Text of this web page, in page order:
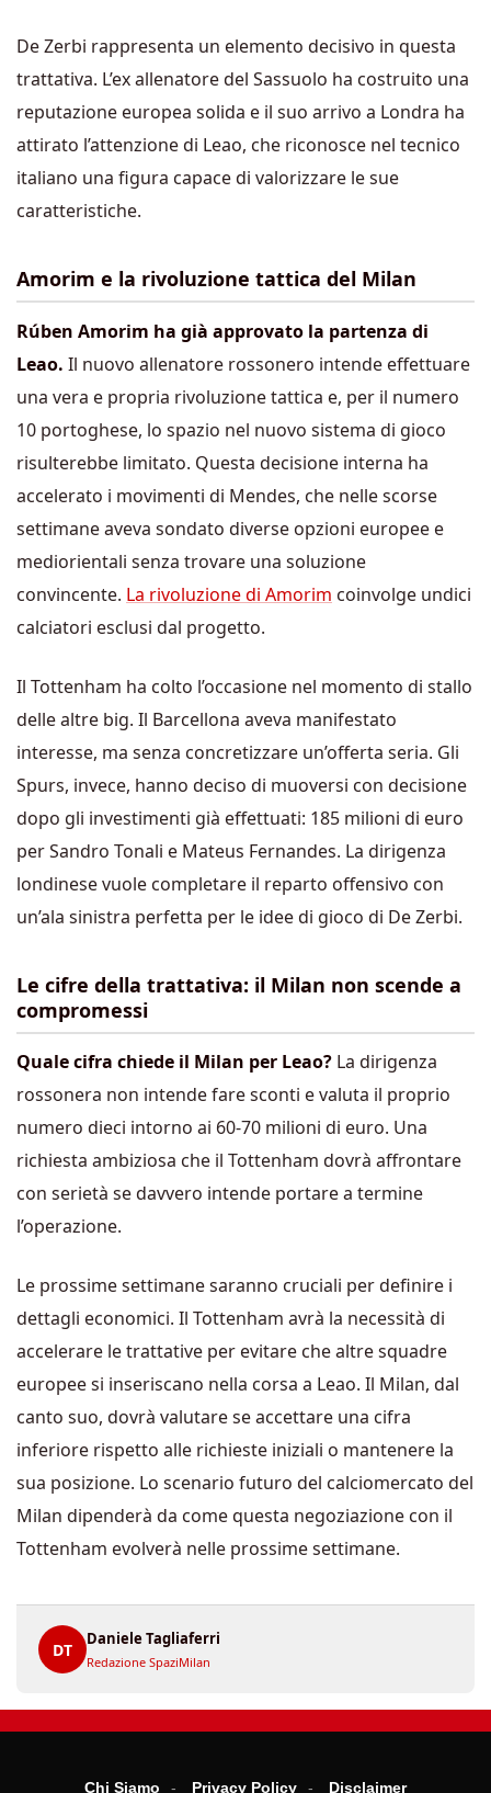
De Zerbi rappresenta un elemento decisivo in questa
trattativa. L’ex allenatore del Sassuolo ha costruito una
reputazione europea solida e il suo arrivo a Londra ha
attirato l’attenzione di Leao, che riconosce nel tecnico
italiano una figura capace di valorizzare le sue
caratteristiche.
Amorim e la rivoluzione tattica del Milan
Rúben Amorim ha già approvato la partenza di
Leao. Il nuovo allenatore rossonero intende effettuare
una vera e propria rivoluzione tattica e, per il numero
10 portoghese, lo spazio nel nuovo sistema di gioco
risulterebbe limitato. Questa decisione interna ha
accelerato i movimenti di Mendes, che nelle scorse
settimane aveva sondato diverse opzioni europee e
mediorientali senza trovare una soluzione
convincente. La rivoluzione di Amorim coinvolge undici
calciatori esclusi dal progetto.
Il Tottenham ha colto l’occasione nel momento di stallo
delle altre big. Il Barcellona aveva manifestato
interesse, ma senza concretizzare un’offerta seria. Gli
Spurs, invece, hanno deciso di muoversi con decisione
dopo gli investimenti già effettuati: 185 milioni di euro
per Sandro Tonali e Mateus Fernandes. La dirigenza
londinese vuole completare il reparto offensivo con
un’ala sinistra perfetta per le idee di gioco di De Zerbi.
Le cifre della trattativa: il Milan non scende a
compromessi
Quale cifra chiede il Milan per Leao? La dirigenza
rossonera non intende fare sconti e valuta il proprio
numero dieci intorno ai 60-70 milioni di euro. Una
richiesta ambiziosa che il Tottenham dovrà affrontare
con serietà se davvero intende portare a termine
l’operazione.
Le prossime settimane saranno cruciali per definire i
dettagli economici. Il Tottenham avrà la necessità di
accelerare le trattative per evitare che altre squadre
europee si inseriscano nella corsa a Leao. Il Milan, dal
canto suo, dovrà valutare se accettare una cifra
inferiore rispetto alle richieste iniziali o mantenere la
sua posizione. Lo scenario futuro del calciomercato del
Milan dipenderà da come questa negoziazione con il
Tottenham evolverà nelle prossime settimane.
DT
Daniele Tagliaferri
Redazione SpaziMilan
Chi Siamo Privacy Policy Disclaimer